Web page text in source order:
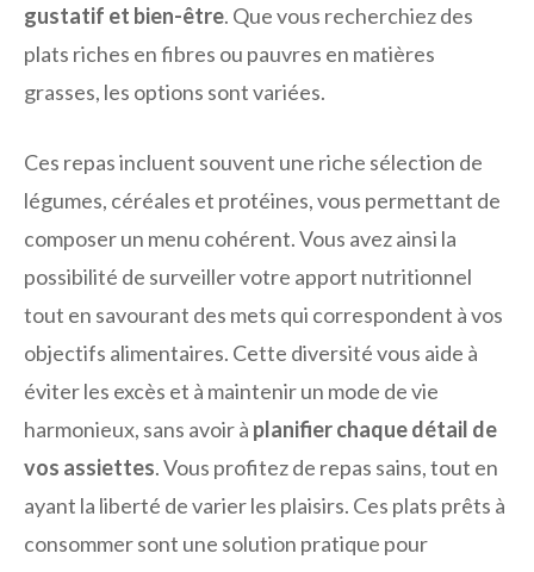
gustatif et bien-être. Que vous recherchiez des
plats riches en fibres ou pauvres en matières
grasses, les options sont variées.
Ces repas incluent souvent une riche sélection de
légumes, céréales et protéines, vous permettant de
composer un menu cohérent. Vous avez ainsi la
possibilité de surveiller votre apport nutritionnel
tout en savourant des mets qui correspondent à vos
objectifs alimentaires. Cette diversité vous aide à
éviter les excès et à maintenir un mode de vie
harmonieux, sans avoir à planifier chaque détail de
vos assiettes. Vous profitez de repas sains, tout en
ayant la liberté de varier les plaisirs. Ces plats prêts à
consommer sont une solution pratique pour